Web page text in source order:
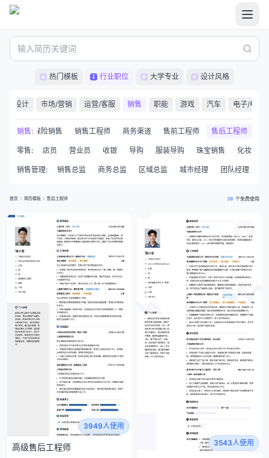
热门模板 行业职位 大学专业 设计风格
设计 市场/营销 运营/客服 销售 职能 游戏 汽车 电子/电气
销售:
销售 保险销售 销售工程师 商务渠道 售前工程师 售后工程师
零售: 店员 营业员 收银 导购 服装导购 珠宝销售 化妆品导
销售管理: 销售总监 商务总监 区域总监 城市经理 团队经理
首页 简历模板 售后工程师 39 个免费使用
3949人使用
高级售后工程师 3543人使用